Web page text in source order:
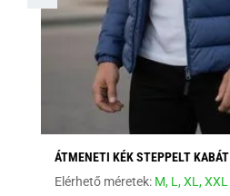
ÁTMENETI KÉK STEPPELT KABÁT
Elérhető méretek: M, L,XL,XXL